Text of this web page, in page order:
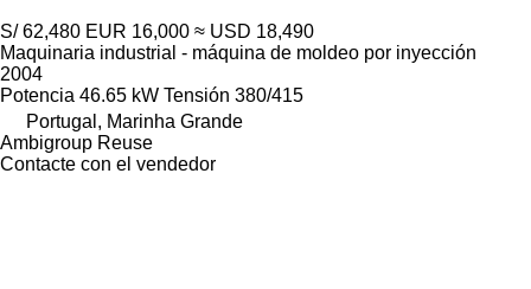
S/ 62,480 EUR 16,000 ≈ USD 18,490
Maquinaria industrial - máquina de moldeo por inyección
2004
Potencia 46.65 kW Tensión 380/415
Portugal, Marinha Grande
Ambigroup Reuse
Contacte con el vendedor